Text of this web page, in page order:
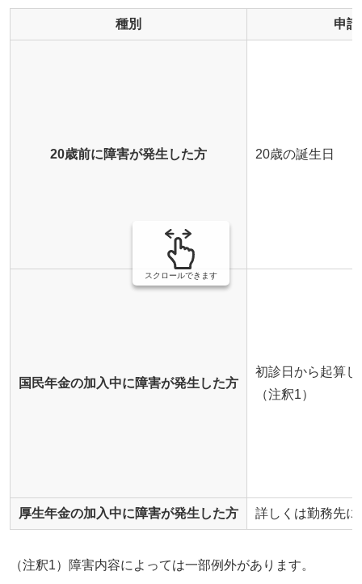
の
種別 申
20歳前に障害が発生した方 20歳の誕生日
国民年金の加入中に障害が発生した方
初診日から起算
（注釈1）
厚生年金の加入中に障害が発生した方 詳しくは勤務先
スクロールできます
（注釈1）障害内容によっては一部例外があります。